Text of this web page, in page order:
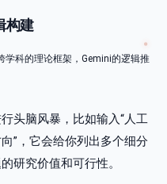
构建
学科的理论框架，Gemini的逻辑推
头脑风暴，比如输入“人工
”，它会给你列出多个细分
研究价值和可行性。